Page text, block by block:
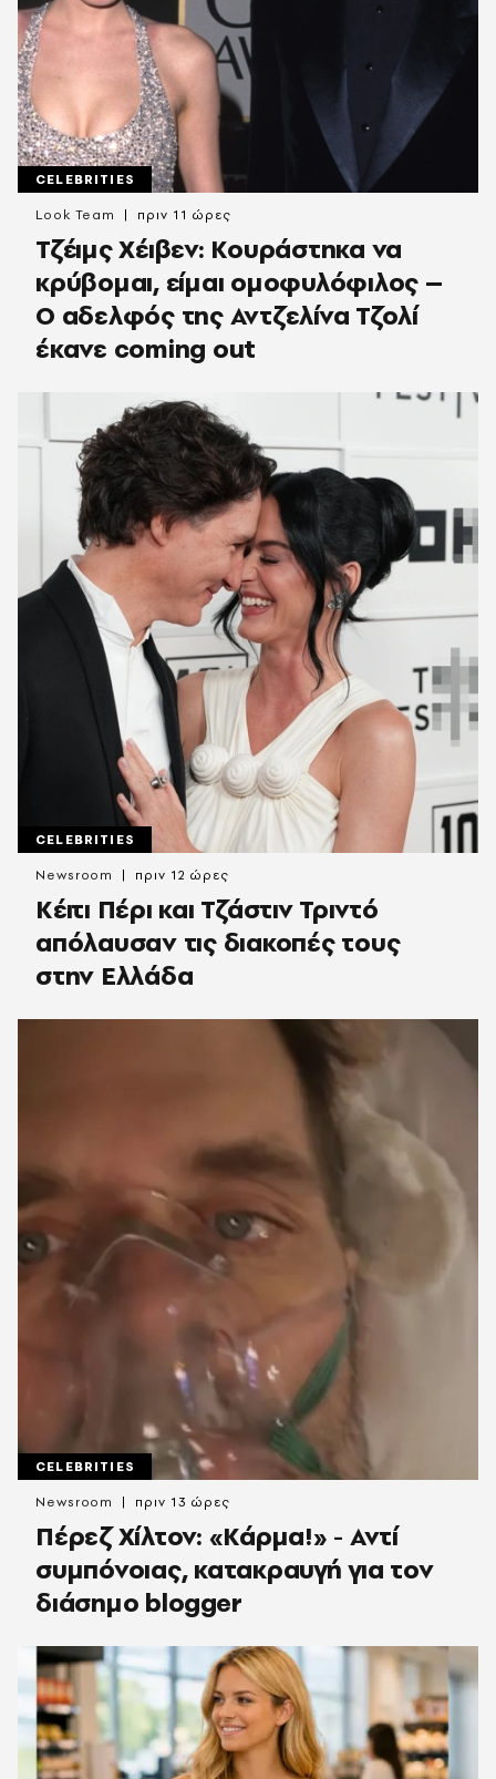
CELEBRITIES
Τζέιμς Χέιβεν: Κουράστηκα να
κρύβομαι, είμαι ομοφυλόφιλος –
Ο αδελφός της Αντζελίνα Τζολί
έκανε coming out
Look Team πριν 11 ώρες
CELEBRITIES
Κέιτι Πέρι και Τζάστιν Τριντό
απόλαυσαν τις διακοπές τους
στην Ελλάδα
Newsroom πριν 12 ώρες
CELEBRITIES
Πέρεζ Χίλτον: «Κάρμα!» - Αντί
συμπόνοιας, κατακραυγή για τον
διάσημο blogger
Newsroom πριν 13 ώρες